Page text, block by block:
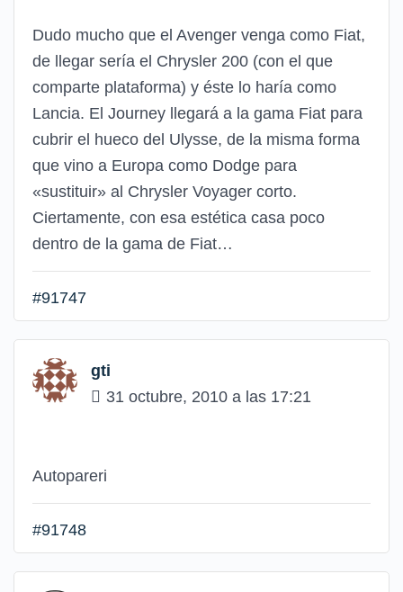
Dudo mucho que el Avenger venga como Fiat,
de llegar sería el Chrysler 200 (con el que
comparte plataforma) y éste lo haría como
Lancia. El Journey llegará a la gama Fiat para
cubrir el hueco del Ulysse, de la misma forma
que vino a Europa como Dodge para
«sustituir» al Chrysler Voyager corto.
Ciertamente, con esa estética casa poco
dentro de la gama de Fiat…
#91747
gti
31 octubre, 2010 a las 17:21
Autopareri
#91748